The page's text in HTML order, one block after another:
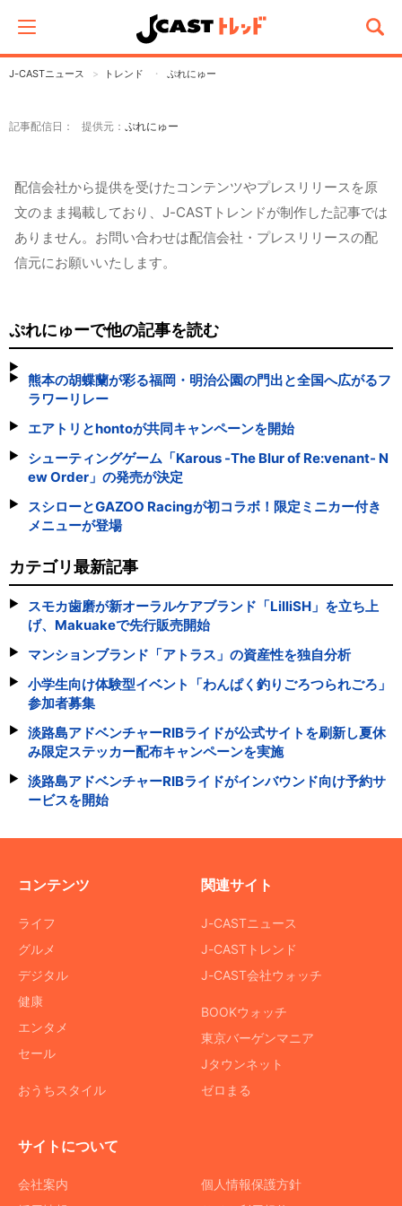
J-CASTニュース トレンド ぷれにゅー
記事配信日： 提供元： ぷれにゅー
配信会社から提供を受けたコンテンツやプレスリリースを原
文のまま掲載しており、J-CASTトレンドが制作した記事では
ありません。お問い合わせは配信会社・プレスリリースの配
信元にお願いいたします。
ぷれにゅーで他の記事を読む
熊本の胡蝶蘭が彩る福岡・明治公園の門出と全国へ広がるフ
ラワーリレー
エアトリとhontoが共同キャンペーンを開始
シューティングゲーム「Karous -The Blur of Re:venant- N
ew Order」の発売が決定
スシローとGAZOO Racingが初コラボ！限定ミニカー付き
メニューが登場
カテゴリ最新記事
スモカ歯磨が新オーラルケアブランド「LilliSH」を立ち上
げ、Makuakeで先行販売開始
マンションブランド「アトラス」の資産性を独自分析
小学生向け体験型イベント「わんぱく釣りごろつられごろ」
参加者募集
淡路島アドベンチャーRIBライドが公式サイトを刷新し夏休
み限定ステッカー配布キャンペーンを実施
淡路島アドベンチャーRIBライドがインバウンド向け予約サ
ービスを開始
コンテンツ
ライフ
グルメ
デジタル
健康
エンタメ
セール
おうちスタイル
関連サイト
J-CASTニュース
J-CASTトレンド
J-CAST会社ウォッチ
BOOKウォッチ
東京バーゲンマニア
Jタウンネット
ゼロまる
サイトについて
会社案内
個人情報保護方針